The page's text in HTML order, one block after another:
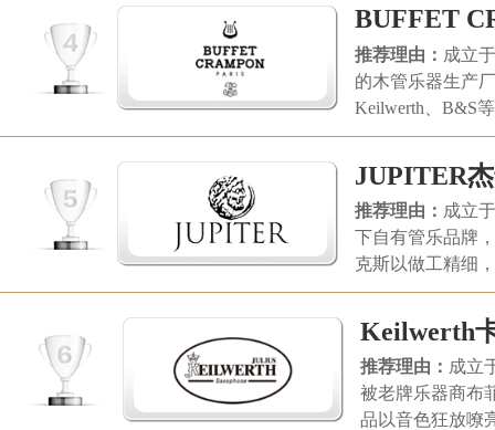
金属等产品，凭借其一直
秉承的前沿技术和精湛的
工艺，使其在全球广受欢
迎，雅马哈乐器音响(中
司。
BUFFET
推荐理由： 成立
的木管乐器生产
Keilwerth、B&S
列专业级，500系
JUPITER
推荐理由： 成立
下自有管乐品牌
克斯以做工精细
(天津)商贸有限公
Keilwerth
推荐理由： 成立
被老牌乐器商布
品以音色狂放嘹